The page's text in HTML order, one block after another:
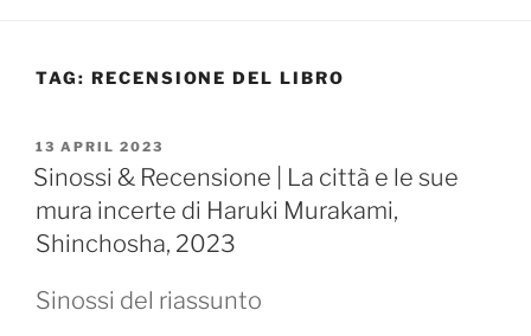
TAG: RECENSIONE DEL LIBRO
POSTED
ON
13 APRIL 2023
Sinossi & Recensione | La città e le sue
mura incerte di Haruki Murakami,
Shinchosha, 2023
Sinossi del riassunto